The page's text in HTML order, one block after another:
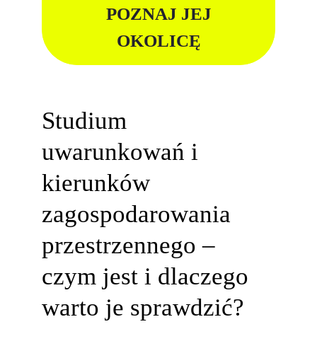
POZNAJ JEJ
OKOLICĘ
Studium
uwarunkowań i
kierunków
zagospodarowania
przestrzennego –
czym jest i dlaczego
warto je sprawdzić?